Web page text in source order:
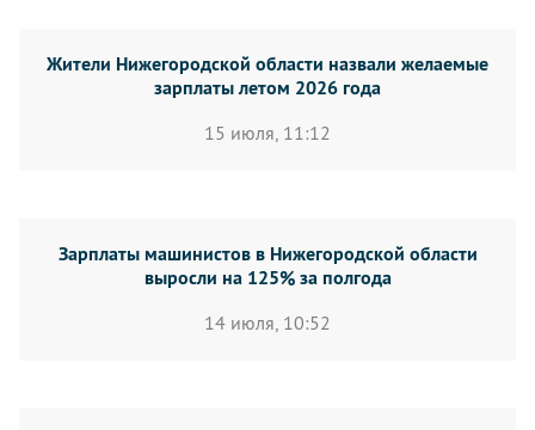
Жители Нижегородской области назвали желаемые
зарплаты летом 2026 года
15 июля, 11:12
Зарплаты машинистов в Нижегородской области
выросли на 125% за полгода
14 июля, 10:52